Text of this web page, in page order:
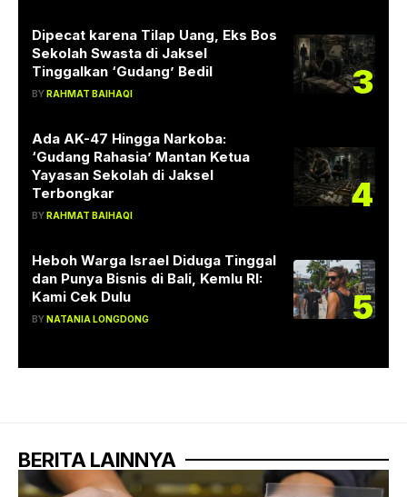
Dipecat karena Tilap Uang, Eks Bos
Sekolah Swasta di Jaksel
Tinggalkan ‘Gudang’ Bedil
BY RAHMAT BAIHAQI 3
Ada AK-47 Hingga Narkoba:
‘Gudang Rahasia’ Mantan Ketua
Yayasan Sekolah di Jaksel
Terbongkar
BY RAHMAT BAIHAQI
4
Heboh Warga Israel Diduga Tinggal
dan Punya Bisnis di Bali, Kemlu RI:
Kami Cek Dulu
BY NATANIA LONGDONG 5
BERITA LAINNYA